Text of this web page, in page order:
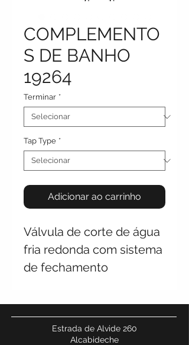
COMPLEMENTO
S DE BANHO
19264
Terminar *
Tap Type *
Adicionar ao carrinho
Válvula de corte de água
fria redonda com sistema
de fechamento
Estrada de Alvide 260
Alcabideche